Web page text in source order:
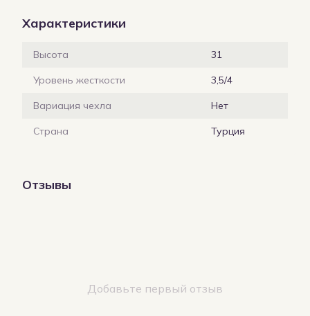
Характеристики
Высота 31
Уровень жесткости 3,5/4
Вариация чехла Нет
Страна Турция
Отзывы
Добавьте первый отзыв